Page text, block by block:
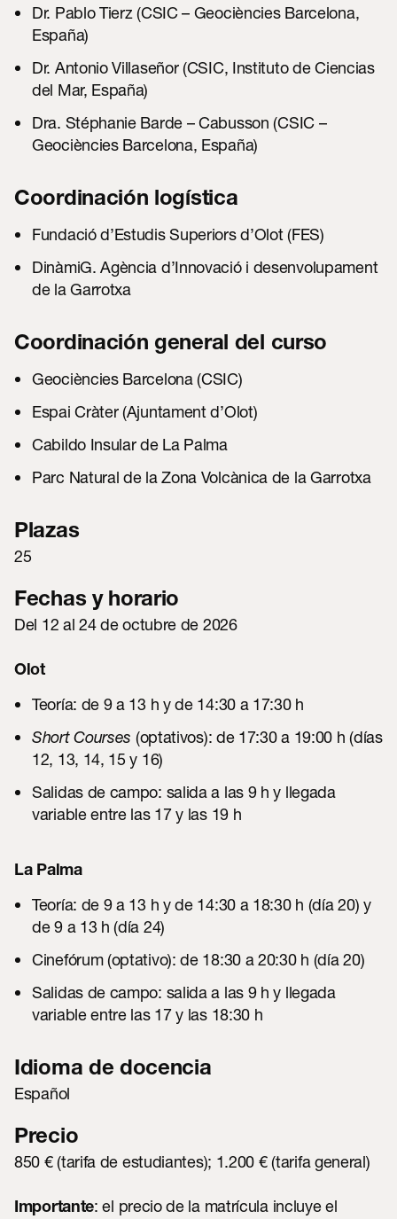
Dr. Pablo Tierz (CSIC – Geociències Barcelona,
España)
Dr. Antonio Villaseñor (CSIC, Instituto de Ciencias
del Mar, España)
Dra. Stéphanie Barde – Cabusson (CSIC –
Geociències Barcelona, España)
Coordinación logística
Fundació d’Estudis Superiors d’Olot (FES)
DinàmiG. Agència d’Innovació i desenvolupament
de la Garrotxa
Coordinación general del curso
Geociències Barcelona (CSIC)
Espai Cràter (Ajuntament d’Olot)
Cabildo Insular de La Palma
Parc Natural de la Zona Volcànica de la Garrotxa
Plazas
25
Fechas y horario
Del 12 al 24 de octubre de 2026
Olot
Teoría: de 9 a 13 h y de 14:30 a 17:30 h
Short Courses (optativos): de 17:30 a 19:00 h (días
12, 13, 14, 15 y 16)
Salidas de campo: salida a las 9 h y llegada
variable entre las 17 y las 19 h
La Palma
Teoría: de 9 a 13 h y de 14:30 a 18:30 h (día 20) y
de 9 a 13 h (día 24)
Cinefórum (optativo): de 18:30 a 20:30 h (día 20)
Salidas de campo: salida a las 9 h y llegada
variable entre las 17 y las 18:30 h
Idioma de docencia
Español
Precio
850 € (tarifa de estudiantes); 1.200 € (tarifa general)
Importante: el precio de la matrícula incluye el